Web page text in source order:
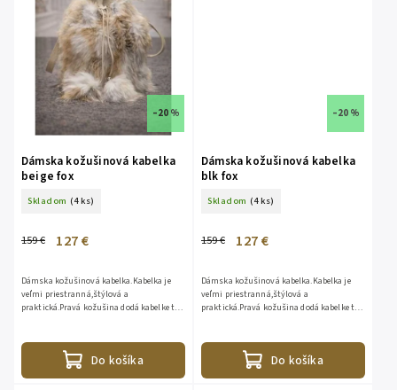
–20 %
Dámska kožušinová kabelka
beige fox
Skladom (4 ks)
159 € 127 €
Do košíka
Dámska kožušinová kabelka.Kabelka je
veľmi priestranná,štýlová a
praktická.Pravá kožušina dodá kabelke ten
–20 %
Dámska kožušinová kabelka
blk fox
Skladom (4 ks)
159 € 127 €
Do košíka
Dámska kožušinová kabelka.Kabelka je
veľmi priestranná,štýlová a
praktická.Pravá kožušina dodá kabelke ten